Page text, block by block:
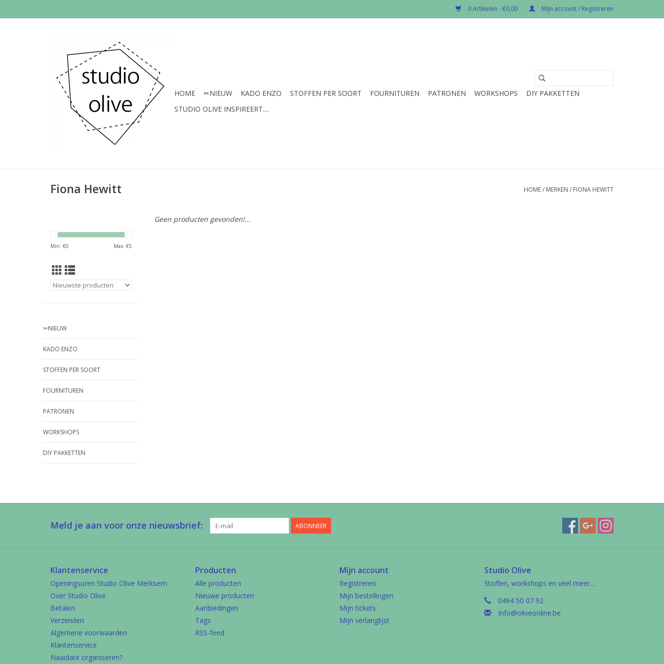
0 Artikelen - €0,00 Mijn account / Registreren
HOME ✂︎NIEUW KADO ENZO STOFFEN PER SOORT FOURNITUREN PATRONEN WORKSHOPS
DIY PAKKETTEN
STUDIO OLIVE INSPIREERT....
Fiona Hewitt HOME/ MERKEN / FIONA HEWITT
Min: €0 Max: €5
✂︎NIEUW
KADO ENZO
STOFFEN PER SOORT
FOURNITUREN
PATRONEN
WORKSHOPS
DIY PAKKETTEN
Geen producten gevonden!...
Meld je aan voor onze nieuwsbrief: ABONNEER
Klantenservice
Openingsuren Studio Olive Merksem
Over Studio Olive
Betalen
Verzenden
Algemene voorwaarden
Klantenservice
Naaidate organiseren?
Producten
Alle producten
Nieuwe producten
Aanbiedingen
Tags
RSS-feed
Mijn account
Registreren
Mijn bestellingen
Mijn tickets
Mijn verlanglijst
Studio Olive
Stoffen, workshops en veel meer....
0494 50 07 92
Info@oliveonline.be